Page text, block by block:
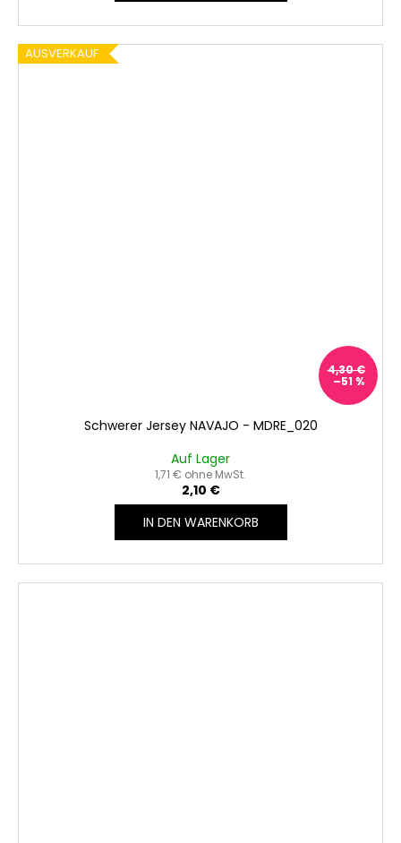
AUSVERKAUF
4,30 €
–51 %
Schwerer Jersey NAVAJO - MDRE_020
Auf Lager
1,71 € ohne MwSt.
2,10 €
IN DEN WARENKORB